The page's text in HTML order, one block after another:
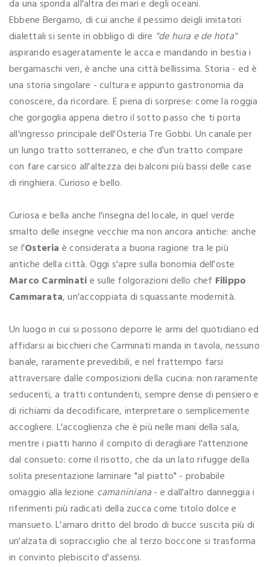
da una sponda all'altra dei mari e degli oceani.
Ebbene Bergamo, di cui anche il pessimo deigli imitatori
dialettali si sente in obbligo di dire "de hura e de hota"
aspirando esageratamente le acca e mandando in bestia i
bergamaschi veri, è anche una città bellissima. Storia - ed è
una storia singolare - cultura e appunto gastronomia da
conoscere, da ricordare. E piena di sorprese: come la roggia
che gorgoglia appena dietro il sotto passo che ti porta
all'ingresso principale dell'Osteria Tre Gobbi. Un canale per
un lungo tratto sotterraneo, e che d'un tratto compare
con fare carsico all'altezza dei balconi più bassi delle case
di ringhiera. Curioso e bello.
Curiosa e bella anche l'insegna del locale, in quel verde
smalto delle insegne vecchie ma non ancora antiche: anche
se l'Osteria è considerata a buona ragione tra le più
antiche della città. Oggi s'apre sulla bonomia dell'oste
Marco Carminatie sulle folgorazioni dello chef Filippo
Cammarata, un'accoppiata di squassante modernità.
Un luogo in cui si possono deporre le armi del quotidiano ed
affidarsi ai bicchieri che Carminati manda in tavola, nessuno
banale, raramente prevedibili, e nel frattempo farsi
attraversare dalle composizioni della cucina: non raramente
seducenti, a tratti contundenti, sempre dense di pensiero e
di richiami da decodificare, interpretare o semplicemente
accogliere. L'accoglienza che è più nelle mani della sala,
mentre i piatti hanno il compito di deragliare l'attenzione
dal consueto: come il risotto, che da un lato rifugge della
solita presentazione laminare "al piatto" - probabile
omaggio alla lezione camaniniana- e dall'altro danneggia i
riferimenti più radicati della zucca come titolo dolce e
mansueto. L'amaro dritto del brodo di bucce suscita più di
un'alzata di sopracciglio che al terzo boccone si trasforma
in convinto plebiscito d'assensi.